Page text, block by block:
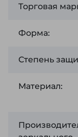
Торговая
Форма:
Степень
Материал: